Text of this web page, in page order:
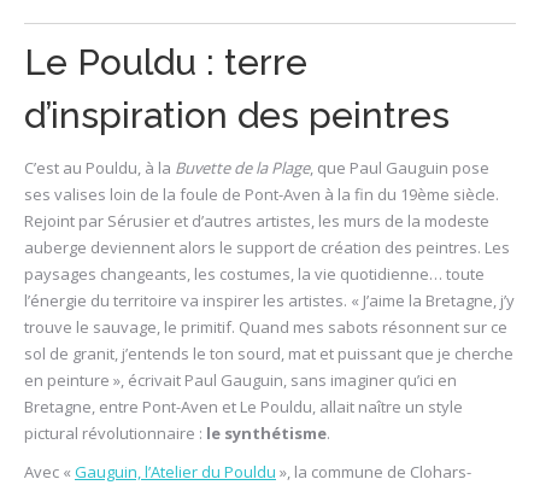
Le Pouldu : terre
d’inspiration des peintres
C’est au Pouldu, à la Buvette de la Plage, que Paul Gauguin pose
ses valises loin de la foule de Pont-Aven à la fin du 19ème siècle.
Rejoint par Sérusier et d’autres artistes, les murs de la modeste
auberge deviennent alors le support de création des peintres. Les
paysages changeants, les costumes, la vie quotidienne… toute
l’énergie du territoire va inspirer les artistes. « J’aime la Bretagne, j’y
trouve le sauvage, le primitif. Quand mes sabots résonnent sur ce
sol de granit, j’entends le ton sourd, mat et puissant que je cherche
en peinture », écrivait Paul Gauguin, sans imaginer qu’ici en
Bretagne, entre Pont-Aven et Le Pouldu, allait naître un style
pictural révolutionnaire : le synthétisme.
Avec « Gauguin, l’Atelier du Pouldu », la commune de Clohars-